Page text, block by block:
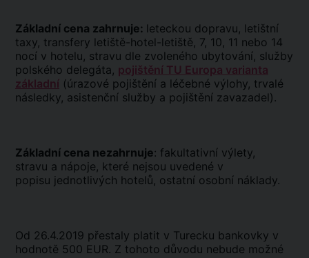
Základní cena zahrnuje: leteckou dopravu, letištní
taxy, transfery letiště-hotel-letiště, 7, 10, 11 nebo 14
nocí v hotelu, stravu dle zvoleného ubytování, služby
polského delegáta, pojištění TU Europa varianta
základní (úrazové pojištění a léčebné výlohy, trvalé
následky, asistenční služby a pojištění zavazadel).
Základní cena nezahrnuje: fakultativní výlety,
stravu a nápoje, které nejsou uvedené v
popisu jednotlivých hotelů, ostatní osobní náklady.
Od 26.4.2019 přestaly platit v Turecku bankovky v
hodnotě 500 EUR. Z tohoto důvodu nebude možné